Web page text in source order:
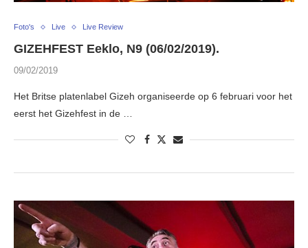
Foto's Live Live Review
GIZEHFEST Eeklo, N9 (06/02/2019).
09/02/2019
Het Britse platenlabel Gizeh organiseerde op 6 februari voor het
eerst het Gizehfest in de …